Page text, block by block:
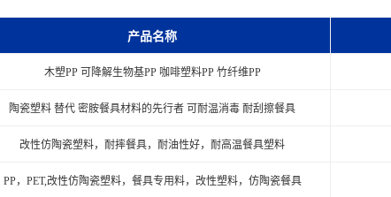
产品名称
木塑PP 可降解生物基PP 咖啡塑料PP 竹纤维PP
陶瓷塑料 替代 密胺餐具材料的先行者 可耐温消毒 耐刮擦餐具
改性仿陶瓷塑料，耐摔餐具，耐油性好，耐高温餐具塑料
PP，PET,改性仿陶瓷塑料，餐具专用料，改性塑料，仿陶瓷餐具